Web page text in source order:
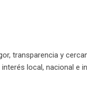
transparencia y
local, nacional e